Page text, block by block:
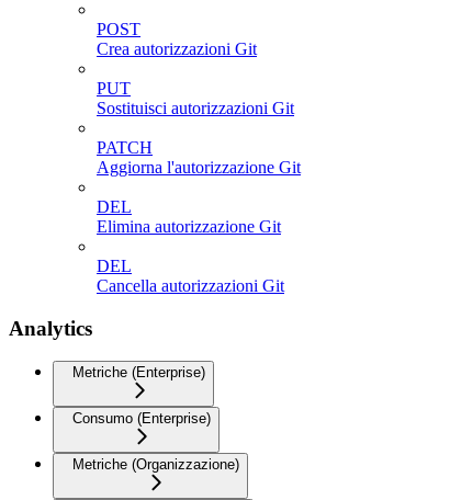
POST
Crea autorizzazioni Git
PUT
Sostituisci autorizzazioni Git
PATCH
Aggiorna l'autorizzazione Git
DEL
Elimina autorizzazione Git
DEL
Cancella autorizzazioni Git
Analytics
Metriche (Enterprise)
Consumo (Enterprise)
Metriche (Organizzazione)